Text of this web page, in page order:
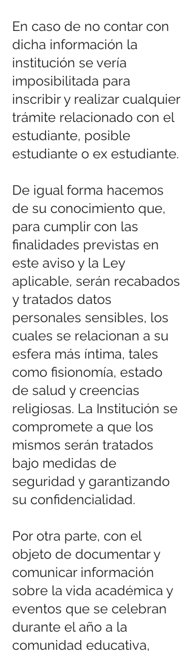
En caso de no contar con
dicha información la
institución se vería
imposibilitada para
inscribir y realizar cualquier
trámite relacionado con el
estudiante, posible
estudiante o ex estudiante.
De igual forma hacemos
de su conocimiento que,
para cumplir con las
finalidades previstas en
este aviso y la Ley
aplicable, serán recabados
y tratados datos
personales sensibles, los
cuales se relacionan a su
esfera más íntima, tales
como fisionomía, estado
de salud y creencias
religiosas. La Institución se
compromete a que los
mismos serán tratados
bajo medidas de
seguridad y garantizando
su confidencialidad.
Por otra parte, con el
objeto de documentar y
comunicar información
sobre la vida académica y
eventos que se celebran
durante el año a la
comunidad educativa,